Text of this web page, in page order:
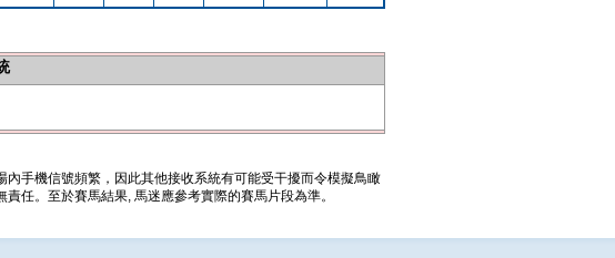
手機信號頻繁，因此其他接收系統有可能受干擾而令模擬鳥瞰
任。至於賽馬結果, 馬迷應參考實際的賽馬片段為準。